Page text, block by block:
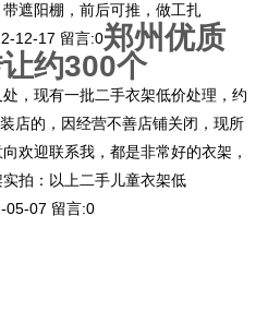
遮阳棚，前后可推，做工扎
12-17 留言:0郑州优质
约300个
，现有一批二手衣架低价处理，约
店的，因经营不善店铺关闭，现所
欢迎联系我，都是非常好的衣架，
拍：以上二手儿童衣架低
05-07 留言:0